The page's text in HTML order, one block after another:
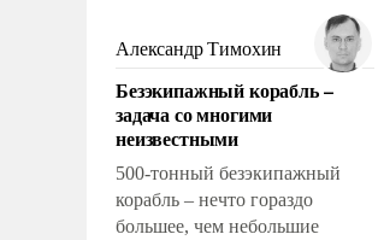
мужественным и твердым под
ударами судьбы, брать на себя
ответственность, помогать
слабым, идти вперед и
адаптироваться.
Александр Тимохин
Безэкипажный корабль –
задача со многими
неизвестными
500-тонный безэкипажный
корабль – нечто гораздо
большее, чем небольшие